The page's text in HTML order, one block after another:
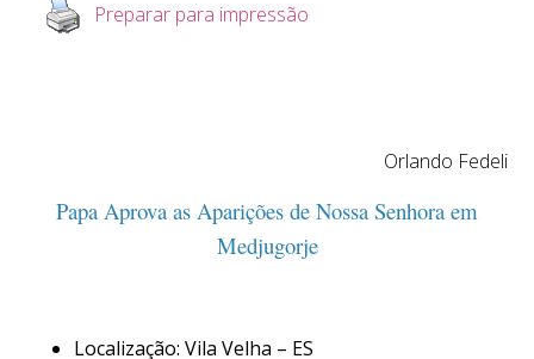
Preparar para impressão
Orlando Fedeli
Papa Aprova as Aparições de Nossa Senhora em
Medjugorje
Localização: Vila Velha – ES